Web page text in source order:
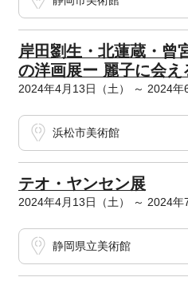
岸田劉生・北蓮蔵・曾
の洋画展ー 麗子に会え
2024年4月13日（土） ～ 2024年
浜松市美術館
テオ・ヤンセン展
2024年4月13日（土） ～ 2024年
静岡県立美術館